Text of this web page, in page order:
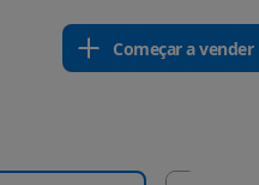
Começar a vender